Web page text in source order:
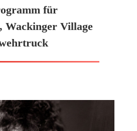
für
Wackinger Village